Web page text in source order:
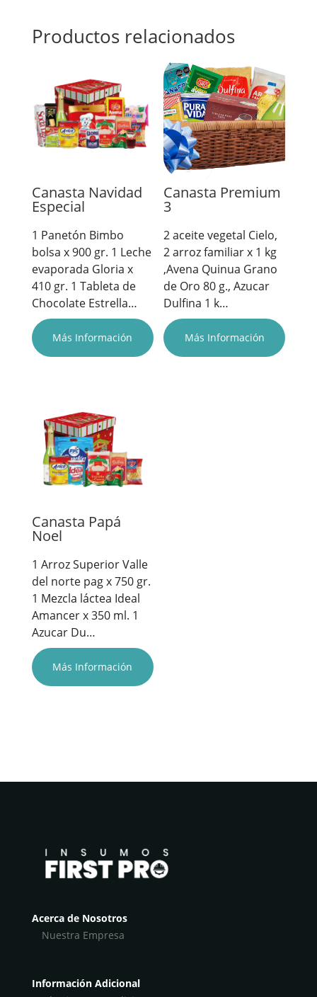
Productos relacionados
Canasta Navidad
Especial
1 Panetón Bimbo
bolsa x 900 gr. 1 Leche
evaporada Gloria x
410 gr. 1 Tableta de
Chocolate Estrella…
Más Información
Canasta Premium
3
2 aceite vegetal Cielo,
2 arroz familiar x 1 kg
,Avena Quinua Grano
de Oro 80 g., Azucar
Dulfina 1 k…
Más Información
Canasta Papá
Noel
1 Arroz Superior Valle
del norte pag x 750 gr.
1 Mezcla láctea Ideal
Amancer x 350 ml. 1
Azucar Du…
Más Información
Acerca de Nosotros
Nuestra Empresa
Información Adicional